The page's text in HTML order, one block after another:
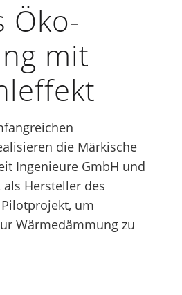
Öko-
mit
die Märkische
Ingenieure GmbH und
Hersteller des
um
Wärmedämmung zu